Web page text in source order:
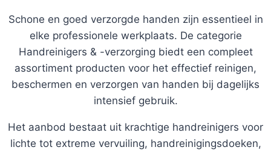
Schone en goed verzorgde handen zijn essentieel in
elke professionele werkplaats. De categorie
Handreinigers & -verzorging biedt een compleet
assortiment producten voor het effectief reinigen,
beschermen en verzorgen van handen bij dagelijks
intensief gebruik.
Het aanbod bestaat uit krachtige handreinigers voor
lichte tot extreme vervuiling, handreinigingsdoeken,